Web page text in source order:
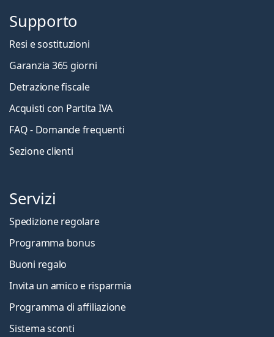
Supporto
Resi e sostituzioni
Garanzia 365 giorni
Detrazione fiscale
Acquisti con Partita IVA
FAQ - Domande frequenti
Sezione clienti
Servizi
Spedizione regolare
Programma bonus
Buoni regalo
Invita un amico e risparmia
Programma di affiliazione
Sistema sconti